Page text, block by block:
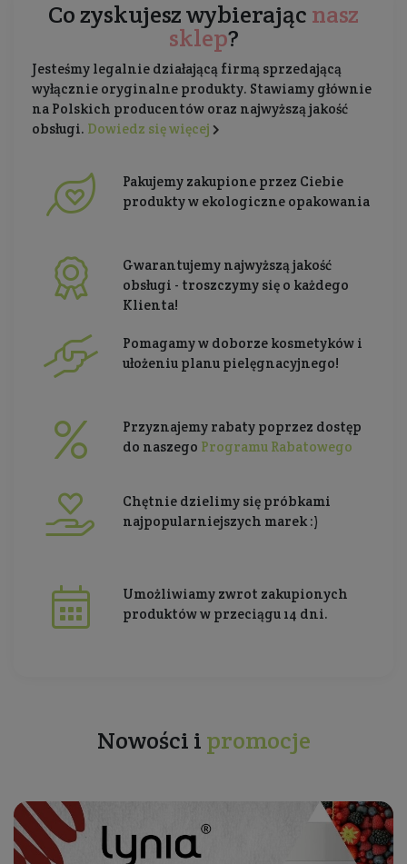
Co zyskujesz wybierając nasz
sklep?
Jesteśmy legalnie działającą firmą sprzedającą
wyłącznie oryginalne produkty. Stawiamy głównie
na Polskich producentów oraz najwyższą jakość
obsługi. Dowiedz się więcej
Pakujemy zakupione przez Ciebie
produkty w ekologiczne opakowania
Gwarantujemy najwyższą jakość
obsługi - troszczymy się o każdego
Klienta!
Pomagamy w doborze kosmetyków i
ułożeniu planu pielęgnacyjnego!
Przyznajemy rabaty poprzez dostęp
do naszego Programu Rabatowego
Chętnie dzielimy się próbkami
najpopularniejszych marek :)
Umożliwiamy zwrot zakupionych
produktów w przeciągu 14 dni.
Nowości i promocje